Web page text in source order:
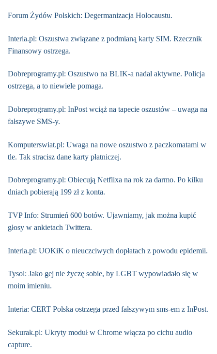
Forum Żydów Polskich: Degermanizacja Holocaustu.
Interia.pl: Oszustwa związane z podmianą karty SIM. Rzecznik
Finansowy ostrzega.
Dobreprogramy.pl: Oszustwo na BLIK-a nadal aktywne. Policja
ostrzega, a to niewiele pomaga.
Dobreprogramy.pl: InPost wciąż na tapecie oszustów – uwaga na
fałszywe SMS-y.
Komputerswiat.pl: Uwaga na nowe oszustwo z paczkomatami w
tle. Tak stracisz dane karty płatniczej.
Dobreprogramy.pl: Obiecują Netflixa na rok za darmo. Po kilku
dniach pobierają 199 zł z konta.
TVP Info: Strumień 600 botów. Ujawniamy, jak można kupić
głosy w ankietach Twittera.
Interia.pl: UOKiK o nieuczciwych dopłatach z powodu epidemii.
Tysol: Jako gej nie życzę sobie, by LGBT wypowiadało się w
moim imieniu.
Interia: CERT Polska ostrzega przed fałszywym sms-em z InPost.
Sekurak.pl: Ukryty moduł w Chrome włącza po cichu audio
capture.